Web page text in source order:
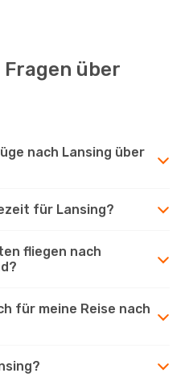
über
nach Lansing über
für Lansing?
fliegen nach
für meine Reise nach